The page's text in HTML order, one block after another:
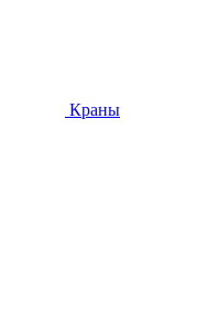
Краны